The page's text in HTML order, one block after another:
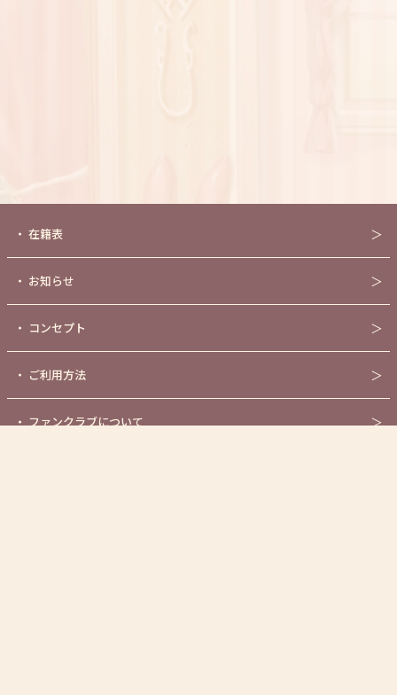
・ 在籍表 ＞
・ お知らせ ＞
・ コンセプト ＞
・ ご利用方法 ＞
・ファンクラブについて ＞